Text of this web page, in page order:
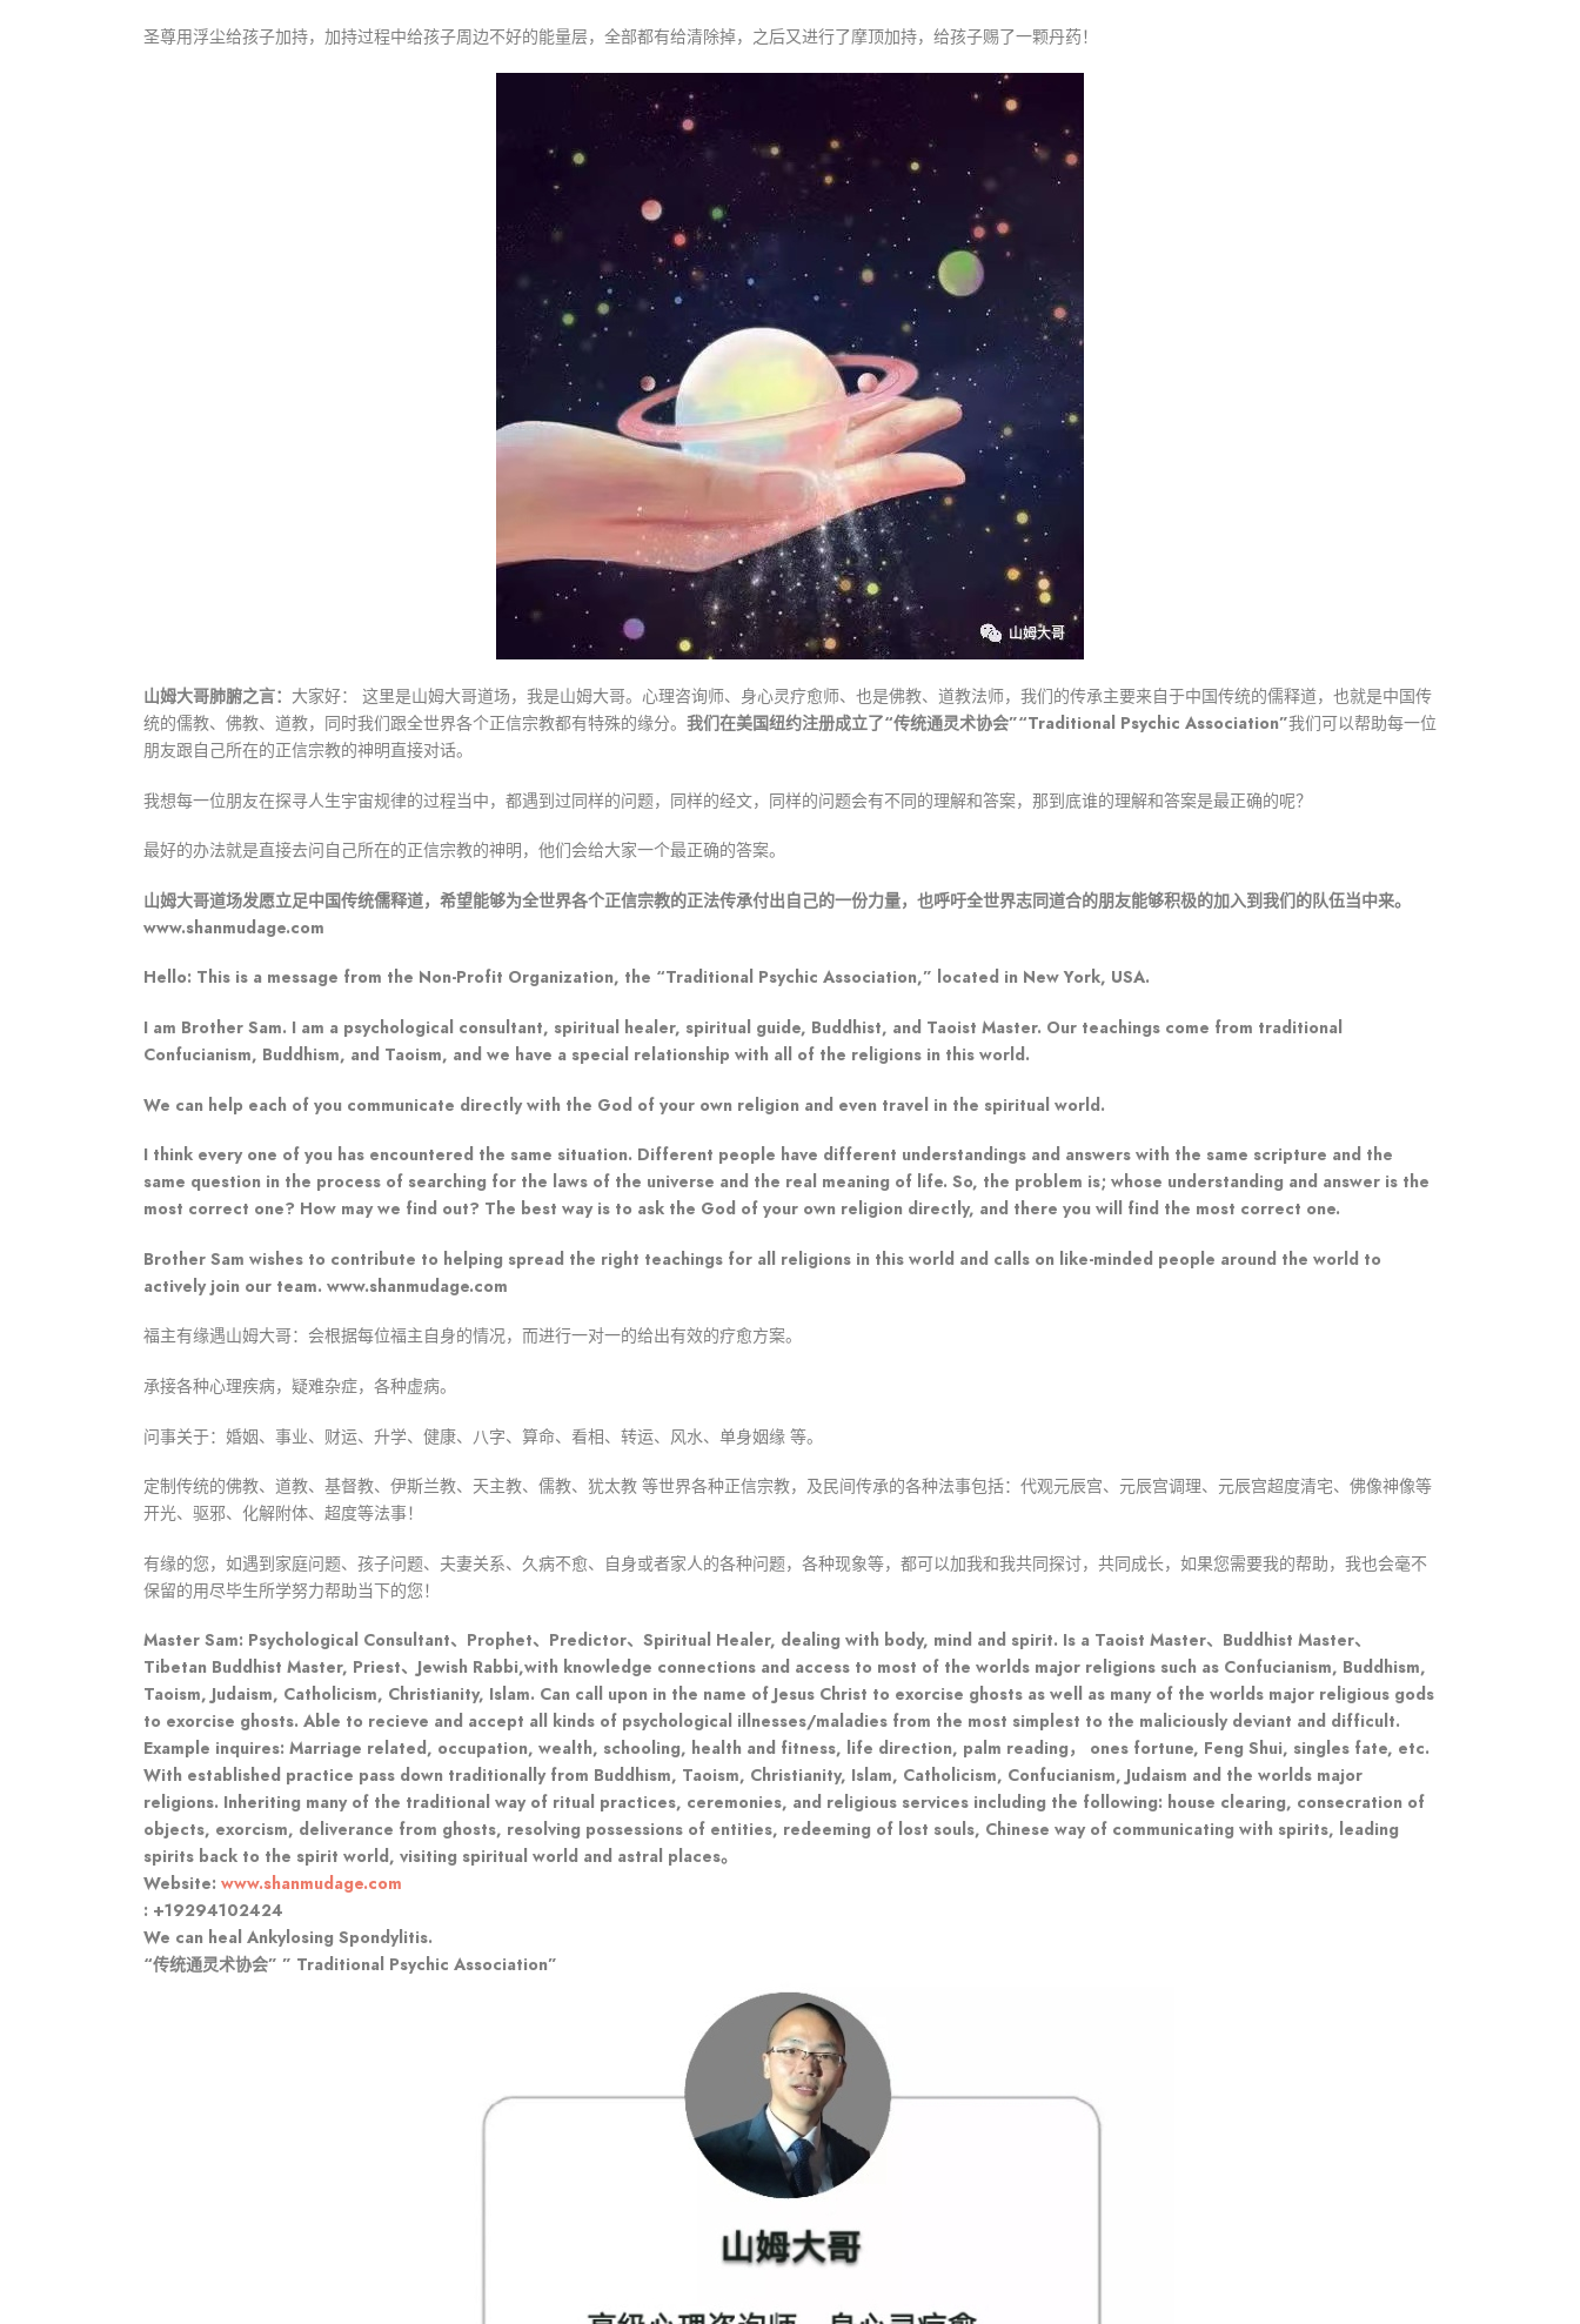
圣尊用浮尘给孩子加持，加持过程中给孩子周边不好的能量层，全部都有给清除掉，之后又进行了摩顶加持，给孩子赐了一颗丹药！
山姆大哥肺腑之言： 大家好： 这里是山姆大哥道场，我是山姆大哥。心理咨询师、身心灵疗愈师、也是佛教、道教法师，我们的传承主要来自于中国传统的儒释道，也就是中国传
统的儒教、佛教、道教，同时我们跟全世界各个正信宗教都有特殊的缘分。 我们在美国纽约注册成立了“传统通灵术协会”“Traditional Psychic Association”我们可以帮助每一位
朋友跟自己所在的正信宗教的神明直接对话。
我想每一位朋友在探寻人生宇宙规律的过程当中，都遇到过同样的问题，同样的经文，同样的问题会有不同的理解和答案，那到底谁的理解和答案是最正确的呢？
最好的办法就是直接去问自己所在的正信宗教的神明，他们会给大家一个最正确的答案。
山姆大哥道场发愿立足中国传统儒释道，希望能够为全世界各个正信宗教的正法传承付出自己的一份力量，也呼吁全世界志同道合的朋友能够积极的加入到我们的队伍当中来。
www.shanmudage.com
Hello: This is a message from the Non-Profit Organization, the “Traditional Psychic Association,” located in New York, USA.
I am Brother Sam. I am a psychological consultant, spiritual healer, spiritual guide, Buddhist, and Taoist Master. Our teachings come from traditional
Confucianism, Buddhism, and Taoism, and we have a special relationship with all of the religions in this world.
We can help each of you communicate directly with the God of your own religion and even travel in the spiritual world.
I think every one of you has encountered the same situation. Different people have different understandings and answers with the same scripture and the
same question in the process of searching for the laws of the universe and the real meaning of life. So, the problem is; whose understanding and answer is the
most correct one? How may we find out? The best way is to ask the God of your own religion directly, and there you will find the most correct one.
Brother Sam wishes to contribute to helping spread the right teachings for all religions in this world and calls on like-minded people around the world to
actively join our team. www.shanmudage.com
福主有缘遇山姆大哥：会根据每位福主自身的情况，而进行一对一的给出有效的疗愈方案。
承接各种心理疾病，疑难杂症，各种虚病。
问事关于：婚姻、事业、财运、升学、健康、八字、算命、看相、转运、风水、单身姻缘 等。
定制传统的佛教、道教、基督教、伊斯兰教、天主教、儒教、犹太教 等世界各种正信宗教，及民间传承的各种法事包括：代观元辰宫、元辰宫调理、元辰宫超度清宅、佛像神像等
开光、驱邪、化解附体、超度等法事！
有缘的您，如遇到家庭问题、孩子问题、夫妻关系、久病不愈、自身或者家人的各种问题，各种现象等，都可以加我和我共同探讨，共同成长，如果您需要我的帮助，我也会毫不
保留的用尽毕生所学努力帮助当下的您！
Master Sam: Psychological Consultant、Prophet、Predictor、Spiritual Healer, dealing with body, mind and spirit. Is a Taoist Master、Buddhist Master、
Tibetan Buddhist Master, Priest、Jewish Rabbi,with knowledge connections and access to most of the worlds major religions such as Confucianism, Buddhism,
Taoism, Judaism, Catholicism, Christianity, Islam. Can call upon in the name of Jesus Christ to exorcise ghosts as well as many of the worlds major religious gods
to exorcise ghosts. Able to recieve and accept all kinds of psychological illnesses/maladies from the most simplest to the maliciously deviant and difficult.
Example inquires: Marriage related, occupation, wealth, schooling, health and fitness, life direction, palm reading， ones fortune, Feng Shui, singles fate, etc.
With established practice pass down traditionally from Buddhism, Taoism, Christianity, Islam, Catholicism, Confucianism, Judaism and the worlds major
religions. Inheriting many of the traditional way of ritual practices, ceremonies, and religious services including the following: house clearing, consecration of
objects, exorcism, deliverance from ghosts, resolving possessions of entities, redeeming of lost souls, Chinese way of communicating with spirits, leading
spirits back to the spirit world, visiting spiritual world and astral places。
Website: www.shanmudage.com
: +19294102424
We can heal Ankylosing Spondylitis.
“传统通灵术协会” ” Traditional Psychic Association”